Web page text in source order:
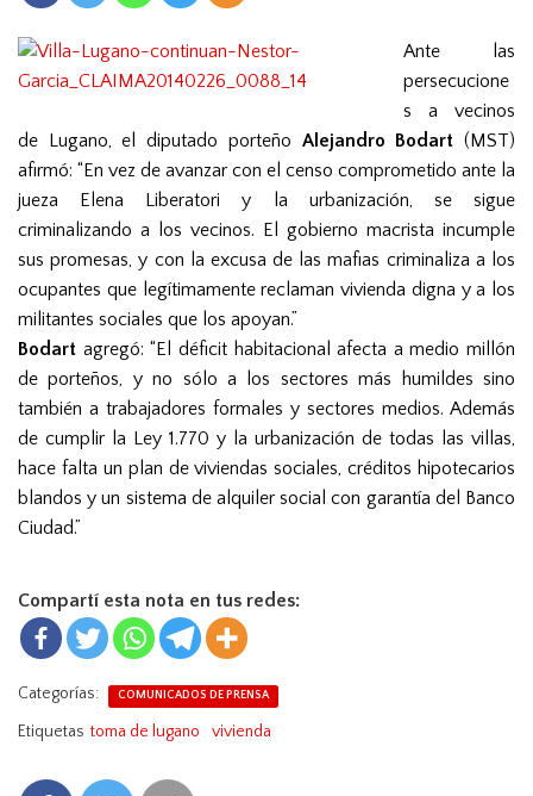
Ante las
persecucione
s a vecinos
de Lugano, el diputado porteño Alejandro Bodart(MST)
afirmó: “En vez de avanzar con el censo comprometido ante la
jueza Elena Liberatori y la urbanización, se sigue
criminalizando a los vecinos. El gobierno macrista incumple
sus promesas, y con la excusa de las mafias criminaliza a los
ocupantes que legítimamente reclaman vivienda digna y a los
militantes sociales que los apoyan.”
Bodart agregó: “El déficit habitacional afecta a medio millón
de porteños, y no sólo a los sectores más humildes sino
también a trabajadores formales y sectores medios. Además
de cumplir la Ley 1.770 y la urbanización de todas las villas,
hace falta un plan de viviendas sociales, créditos hipotecarios
blandos y un sistema de alquiler social con garantía del Banco
Ciudad.”
Compartí esta nota en tus redes:
Categorías: COMUNICADOS DE PRENSA
Etiquetas toma de lugano vivienda